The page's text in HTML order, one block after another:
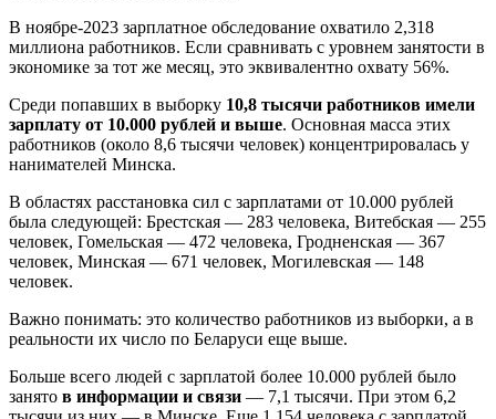
В ноябре-2023 зарплатное обследование охватило 2,318
миллиона работников. Если сравнивать с уровнем занятости в
экономике за тот же месяц, это эквивалентно охвату 56%.
Среди попавших в выборку 10,8 тысячи работников имели
зарплату от 10.000 рублей и выше. Основная масса этих
работников (около 8,6 тысячи человек) концентрировалась у
нанимателей Минска.
В областях расстановка сил с зарплатами от 10.000 рублей
была следующей: Брестская — 283 человека, Витебская — 255
человек, Гомельская — 472 человека, Гродненская — 367
человек, Минская — 671 человек, Могилевская — 148
человек.
Важно понимать: это количество работников из выборки, а в
реальности их число по Беларуси еще выше.
Больше всего людей с зарплатой более 10.000 рублей было
занято в информации и связи — 7,1 тысячи. При этом 6,2